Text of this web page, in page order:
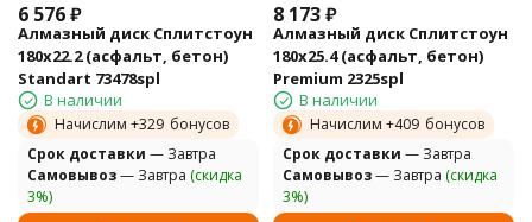
6 576₽
Алмазный диск Сплитстоун
180х22.2 (асфальт, бетон)
Standart 73478spl
В наличии
Начислим +329 бонусов
Cрок доставки — Завтра
Самовывоз— Завтра (скидка
3%)
8 173₽
Алмазный диск Сплитстоун
180х25.4 (асфальт, бетон)
Premium 2325spl
В наличии
Начислим +409 бонусов
Cрок доставки — Завтра
Самовывоз— Завтра (скидка
3%)